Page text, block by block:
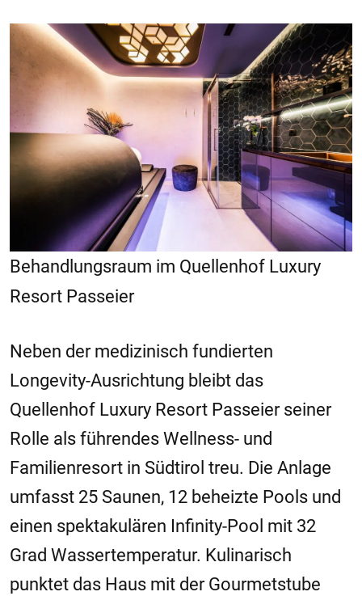
Behandlungsraum im Quellenhof Luxury
Resort Passeier
Neben der medizinisch fundierten
Longevity-Ausrichtung bleibt das
Quellenhof Luxury Resort Passeier seiner
Rolle als führendes Wellness- und
Familienresort in Südtirol treu. Die Anlage
umfasst 25 Saunen, 12 beheizte Pools und
einen spektakulären Infinity-Pool mit 32
Grad Wassertemperatur. Kulinarisch
punktet das Haus mit der Gourmetstube